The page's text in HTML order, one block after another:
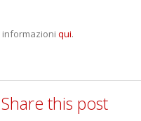
informazioni qui.
Share this post